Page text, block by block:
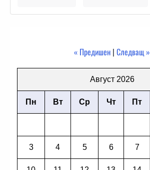
« Предишен | Следващ »
Август 2026
Пн Вт Ср Чт Пт
3 4 5 6 7